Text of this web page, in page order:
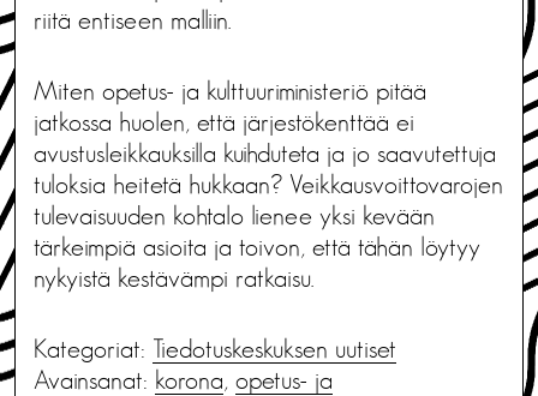
riitä entiseen malliin.
Miten opetus- ja kulttuuriministeriö pitää
jatkossa huolen, että järjestökenttää ei
avustusleikkauksilla kuihduteta ja jo saavutettuja
tuloksia heitetä hukkaan? Veikkausvoittovarojen
tulevaisuuden kohtalo lienee yksi kevään
tärkeimpiä asioita ja toivon, että tähän löytyy
nykyistä kestävämpi ratkaisu.
Kategoriat: Tiedotus­keskuksen uutiset
Avainsanat: korona, opetus- ja